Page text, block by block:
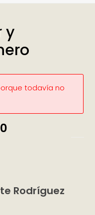
y
todavía no
Rodríguez